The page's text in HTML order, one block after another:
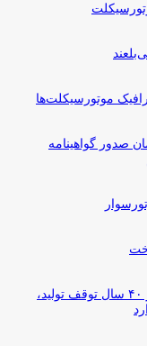
موتورسیکلت‌ها
صدور گواهینامه
برند قدیمی موربیدلی (Morbidelli) پس از ۴۰ سال توقف تولید،